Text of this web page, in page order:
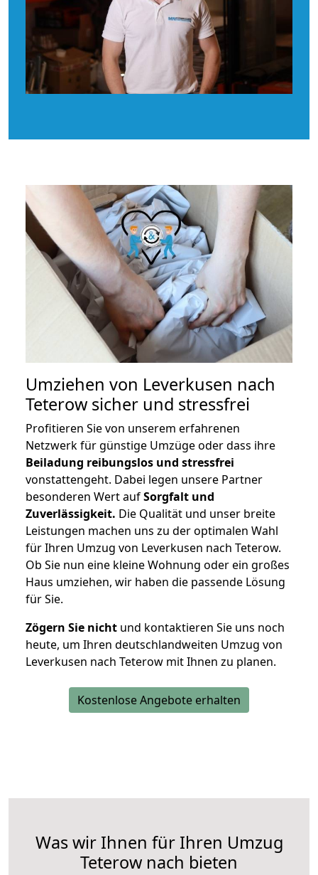
Umziehen von Leverkusen nach
Teterow sicher und stressfrei
Profitieren Sie von unserem erfahrenen
Netzwerk für günstige Umzüge oder dass ihre
Beiladung reibungslos und stressfrei
vonstattengeht. Dabei legen unsere Partner
besonderen Wert aufSorgfalt und
Zuverlässigkeit. Die Qualität und unser breite
Leistungen machen uns zu der optimalen Wahl
für Ihren Umzug von Leverkusen nach Teterow.
Ob Sie nun eine kleine Wohnung oder ein großes
Haus umziehen, wir haben die passende Lösung
für Sie.
Zögern Sie nicht und kontaktieren Sie uns noch
heute, um Ihren deutschlandweiten Umzug von
Leverkusen nach Teterow mit Ihnen zu planen.
Kostenlose Angebote erhalten
Was wir Ihnen für Ihren Umzug
Teterow nach bieten